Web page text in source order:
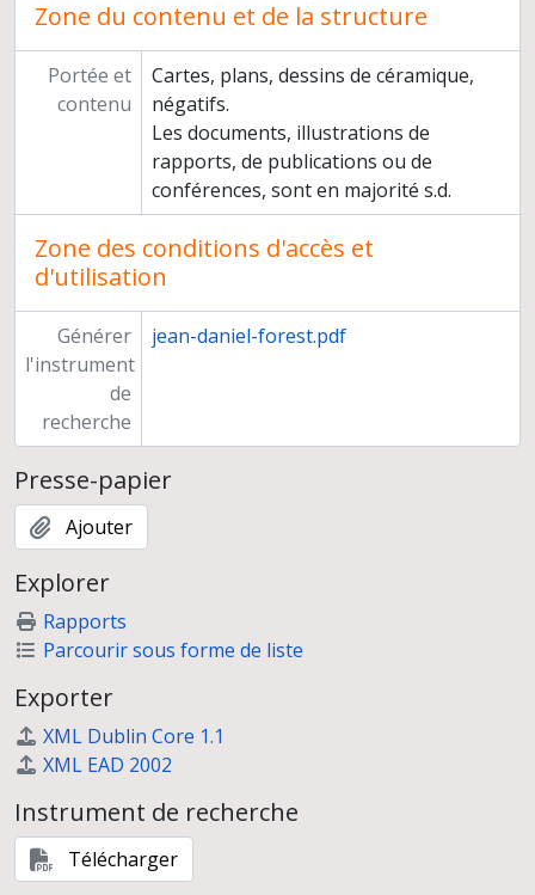
Zone du contenu et de la structure
Portée et
contenu
Cartes, plans, dessins de céramique,
négatifs.
Les documents, illustrations de
rapports, de publications ou de
conférences, sont en majorité s.d.
Zone des conditions d'accès et
d'utilisation
Générer
l'instrument
de
recherche
jean-daniel-forest.pdf
Presse-papier
Ajouter
Explorer
Rapports
Parcourir sous forme de liste
Exporter
XML Dublin Core 1.1
XML EAD 2002
Instrument de recherche
Télécharger